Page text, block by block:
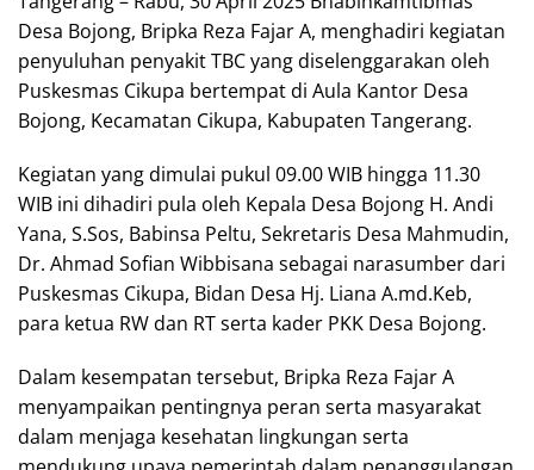
Desa Bojong, Bripka Reza Fajar A, menghadiri kegiatan
penyuluhan penyakit TBC yang diselenggarakan oleh
Puskesmas Cikupa bertempat di Aula Kantor Desa
Bojong, Kecamatan Cikupa, Kabupaten Tangerang.
Kegiatan yang dimulai pukul 09.00 WIB hingga 11.30
WIB ini dihadiri pula oleh Kepala Desa Bojong H. Andi
Yana, S.Sos, Babinsa Peltu, Sekretaris Desa Mahmudin,
Dr. Ahmad Sofian Wibbisana sebagai narasumber dari
Puskesmas Cikupa, Bidan Desa Hj. Liana A.md.Keb,
para ketua RW dan RT serta kader PKK Desa Bojong.
Dalam kesempatan tersebut, Bripka Reza Fajar A
menyampaikan pentingnya peran serta masyarakat
dalam menjaga kesehatan lingkungan serta